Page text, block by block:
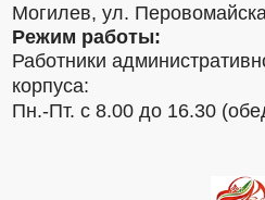
Могилев, ул.
Режим работы:
Работники
корпуса:
Пн.-Пт. с 8.00 до 16.30